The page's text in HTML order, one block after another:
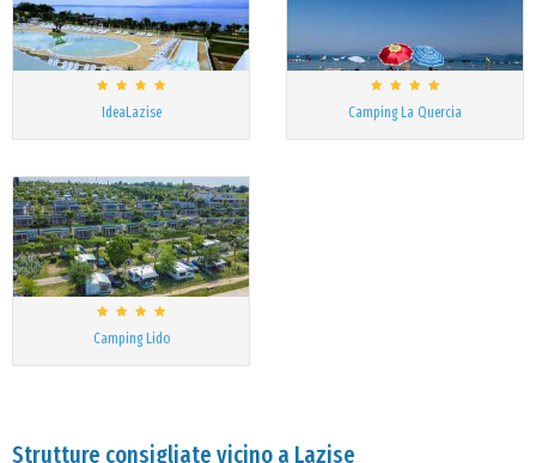
IdeaLazise Camping La Quercia
Camping Lido
Strutture consigliate vicino a Lazise